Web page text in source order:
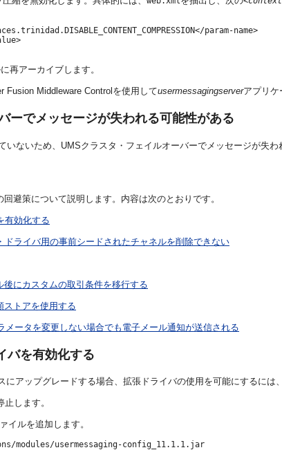
param-name>
再アーカイブします。
Fusion Middleware Controlを使用してusermessagingserverアプリケ
ーでメッセージが失われる可能性がある
いないため、UMSクラスタ・フェイルオーバーでメッセージが失わ
避策について説明します。内容は次のとおりです。
有効化する
ドライバ用の事前シードされたチャネルを削除できない
にカスタムの取引条件を移行する
ストアを使用する
ータを変更しない場合でも電子メール通知が送信される
バを有効化する
アップグレードする場合、拡張ドライバの使用を可能にするには
します。
イルを追加します。